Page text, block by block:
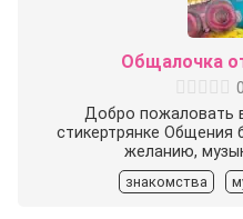
Общалочка
0
Добро пожаловать
стикертрянке Общения
желанию,
знакомства